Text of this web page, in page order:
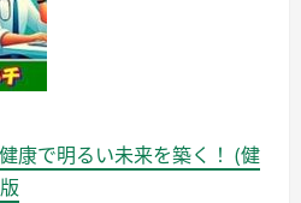
康で明るい未来を築く！ (健